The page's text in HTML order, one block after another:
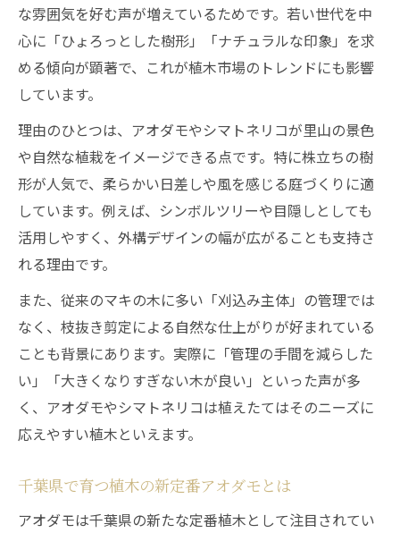
な雰囲気を好む声が増えているためです。若い世代を中
心に「ひょろっとした樹形」「ナチュラルな印象」を求
める傾向が顕著で、これが植木市場のトレンドにも影響
しています。
理由のひとつは、アオダモやシマトネリコが里山の景色
や自然な植栽をイメージできる点です。特に株立ちの樹
形が人気で、柔らかい日差しや風を感じる庭づくりに適
しています。例えば、シンボルツリーや目隠しとしても
活用しやすく、外構デザインの幅が広がることも支持さ
れる理由です。
また、従来のマキの木に多い「刈込み主体」の管理では
なく、枝抜き剪定による自然な仕上がりが好まれている
ことも背景にあります。実際に「管理の手間を減らした
い」「大きくなりすぎない木が良い」といった声が多
く、アオダモやシマトネリコは植えたてはそのニーズに
応えやすい植木といえます。
千葉県で育つ植木の新定番アオダモとは
アオダモは千葉県の新たな定番植木として注目されてい